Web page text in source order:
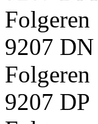
Folgeren
9207 DN
Folgeren
9207 DP